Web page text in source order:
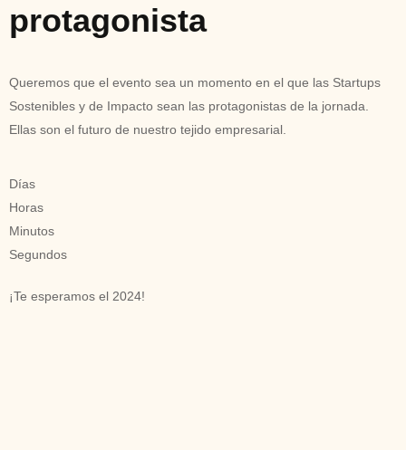
protagonista
Queremos que el evento sea un momento en el que las Startups
Sostenibles y de Impacto sean las protagonistas de la jornada.
Ellas son el futuro de nuestro tejido empresarial.
Días
Horas
Minutos
Segundos
¡Te esperamos el 2024!